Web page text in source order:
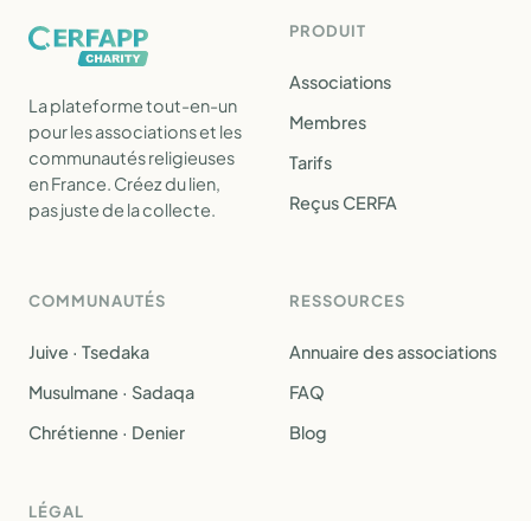
La plateforme tout-en-un
pour les associations et les
communautés religieuses
en France. Créez du lien,
pas juste de la collecte.
PRODUIT
Associations
Membres
Tarifs
Reçus CERFA
COMMUNAUTÉS
Juive · Tsedaka
Musulmane · Sadaqa
Chrétienne · Denier
RESSOURCES
Annuaire des associations
FAQ
Blog
LÉGAL